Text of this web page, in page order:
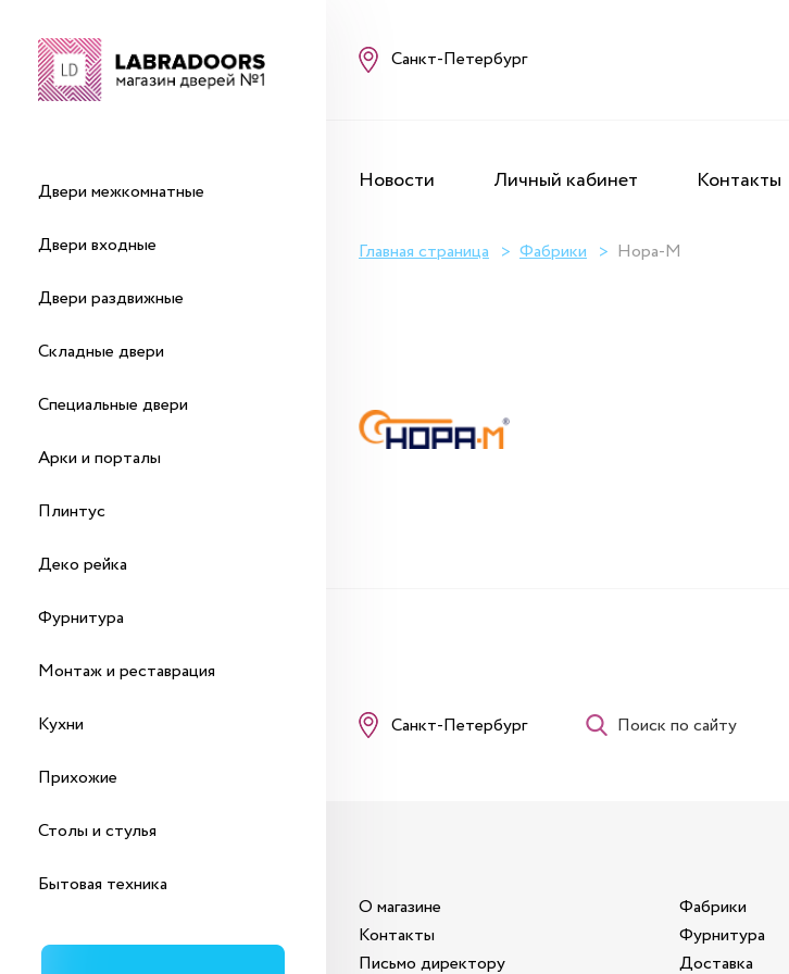
Двери межкомнатные
Двери входные
Двери раздвижные
Складные двери
Специальные двери
Арки и порталы
Плинтус
Деко рейка
Фурнитура
Монтаж и реставрация
Кухни
Прихожие
Столы и стулья
Бытовая техника
Санкт-Петербург
Новости Личный кабинет Контакты
Главная страница Фабрики Нора-М
Санкт-Петербург Поиск по сайту
О магазине
Контакты
Письмо директору
Фабрики
Фурнитура
Доставка